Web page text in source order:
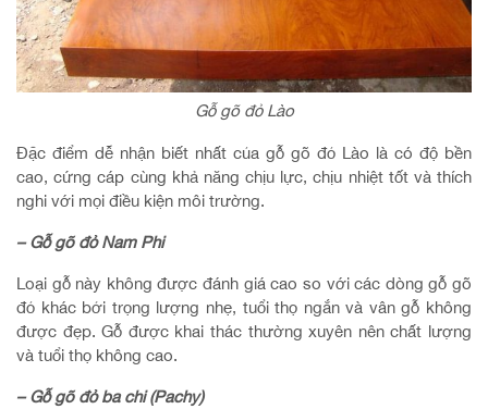
Gỗ gõ đỏ Lào
Đặc điểm dễ nhận biết nhất của gỗ gõ đỏ Lào là có độ bền
cao, cứng cáp cùng khả năng chịu lực, chịu nhiệt tốt và thích
nghi với mọi điều kiện môi trường.
– Gỗ gõ đỏ Nam Phi
Loại gỗ này không được đánh giá cao so với các dòng gỗ gõ
đỏ khác bởi trọng lượng nhẹ, tuổi thọ ngắn và vân gỗ không
được đẹp. Gỗ được khai thác thường xuyên nên chất lượng
và tuổi thọ không cao.
– Gỗ gõ đỏ ba chi (Pachy)